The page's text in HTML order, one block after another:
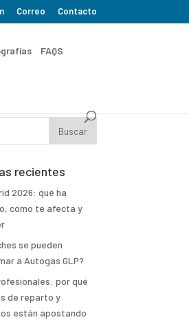
Correo Contacto
FAQS
recientes
2026: qué ha
cómo te afecta y
se pueden
a Autogas GLP?
por qué
de reparto y
están apostando